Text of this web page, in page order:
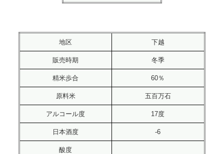
地区 下越
販売時期 冬季
精米歩合 60％
原料米 五百万石
アルコール度 17度
日本酒度 -6
酸度